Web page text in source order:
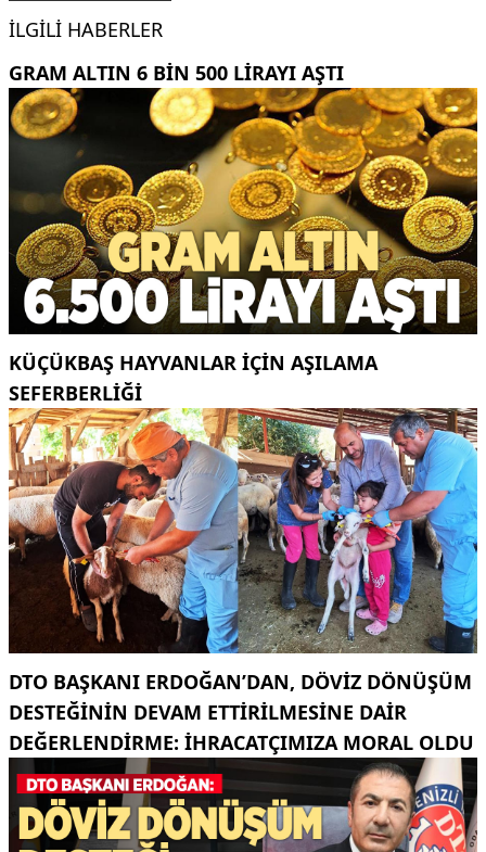
İLGILI HABERLER
GRAM ALTIN 6 BIN 500 LIRAYI AŞTI
KÜÇÜKBAŞ HAYVANLAR İÇİN AŞILAMA
SEFERBERLİĞİ
DTO BAŞKANI ERDOĞAN’DAN, DÖVIZ DÖNÜŞÜM
DESTEĞININ DEVAM ETTIRILMESINE DAIR
DEĞERLENDIRME: İHRACATÇIMIZA MORAL OLDU